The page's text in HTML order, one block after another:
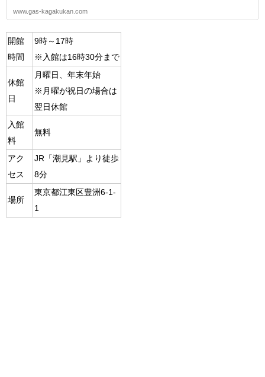
www.gas-kagakukan.com
開館
時間
9時～17時
※入館は16時30分まで
休館
日
月曜日、年末年始
※月曜が祝日の場合は
翌日休館
入館
料
無料
アク
セス
JR「潮見駅」より徒歩
8分
場所
東京都江東区豊洲6-1-
1